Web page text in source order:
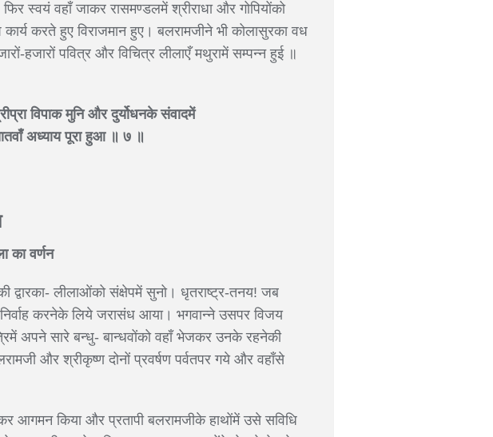
स्वयं वहाँ जाकर रासमण्डलमें श्रीराधा और गोपियोंको
करते हुए विराजमान हुए। बलरामजीने भी कोलासुरका वध
हजारों पवित्र और विचित्र लीलाएँ मथुरामें सम्पन्न हुई ॥
विपाक मुनि और दुर्योधनके संवादमें
अध्याय पूरा हुआ ॥ ७ ॥
का वर्णन
लीलाओंको संक्षेपमें सुनो। धृतराष्ट्र-तनय! जब
करनेके लिये जरासंध आया। भगवान्ने उसपर विजय
अपने सारे बन्धु- बान्धवोंको वहाँ भेजकर उनके रहनेकी
और श्रीकृष्ण दोनों प्रवर्षण पर्वतपर गये और वहाँसे
आगमन किया और प्रतापी बलरामजीके हाथोंमें उसे सविधि